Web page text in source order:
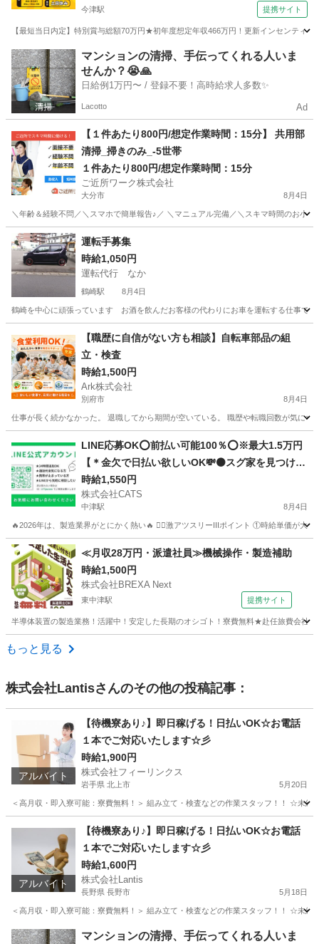
今津駅 提携サイト
【最短当日内定】特別賞与総額70万円★初年度想定年収466万円！更新インセンティ
大分 中津市 今津駅 その他
マンションの清掃、手伝ってくれる人いま
せんか？😭🙏
日給例1万円〜 / 登録不要！高時給求人多数✨
Lacotto Ad
【１件あたり800円/想定作業時間：15分】 共用部
清掃_掃きのみ_-5世帯
１件あたり800円/想定作業時間：15分
ご近所ワーク株式会社
大分市 8月4日
＼年齢＆経験不問／＼スマホで簡単報告♪／ ＼マニュアル完備／＼スキマ時間のお小
大分 大分市 その他
運転手募集
時給1,050円
運転代行 なか
鶴崎駅 8月4日
鶴崎を中心に頑張っています お酒を飲んだお客様の代わりにお車を運転する仕事
鶴崎駅 運転代行
【職歴に自信がない方も相談】自転車部品の組
立・検査
時給1,500円
Ark株式会社
別府市 8月4日
仕事が長く続かなかった。 退職してから期間が空いている。 職歴や転職回数が気に
工場 電動
LINE応募OK⭕️前払い可能100％⭕️※最大1.5万円
【＊金欠で日払い欲しいOK💸⚫スグ家を見つけた
いOK🏠＊】今年の工場求人は、🔥好条件🔥が多い
💯 -中津
時給1,550円
株式会社CATS
中津駅 8月4日
🔥2026年は、製造業界がとにかく熱い🔥 ❤️‍🔥激アツスリーIIIポイント ①時給単価が
大分 中津市 中津駅 仕分け 個室
≪月収28万円・派遣社員≫機械操作・製造補助
時給1,500円
株式会社BREXA Next
東中津駅 提携サイト
半導体装置の製造業務！活躍中！安定した長期のオシゴト！寮費無料★赴任旅費会
大分 中津市
もっと見る
株式会社Lantisさんのその他の投稿記事：
アルバイト
【待機寮あり♪】即日稼げる！日払いOK☆お電話
１本でご対応いたします☆彡
時給1,900円
株式会社フィーリンクス
岩手県 北上市 5月20日
＜高月収・即入寮可能：寮費無料！＞ 組み立て・検査などの作業スタッフ！！
軽作業 時給
アルバイト
【待機寮あり♪】即日稼げる！日払いOK☆お電話
１本でご対応いたします☆彡
時給1,600円
株式会社Lantis
長野県 長野市 5月18日
＜高月収・即入寮可能：寮費無料！＞ 組み立て・検査などの作業スタッフ！！
長野 長野市 工場 時給
マンションの清掃、手伝ってくれる人いま